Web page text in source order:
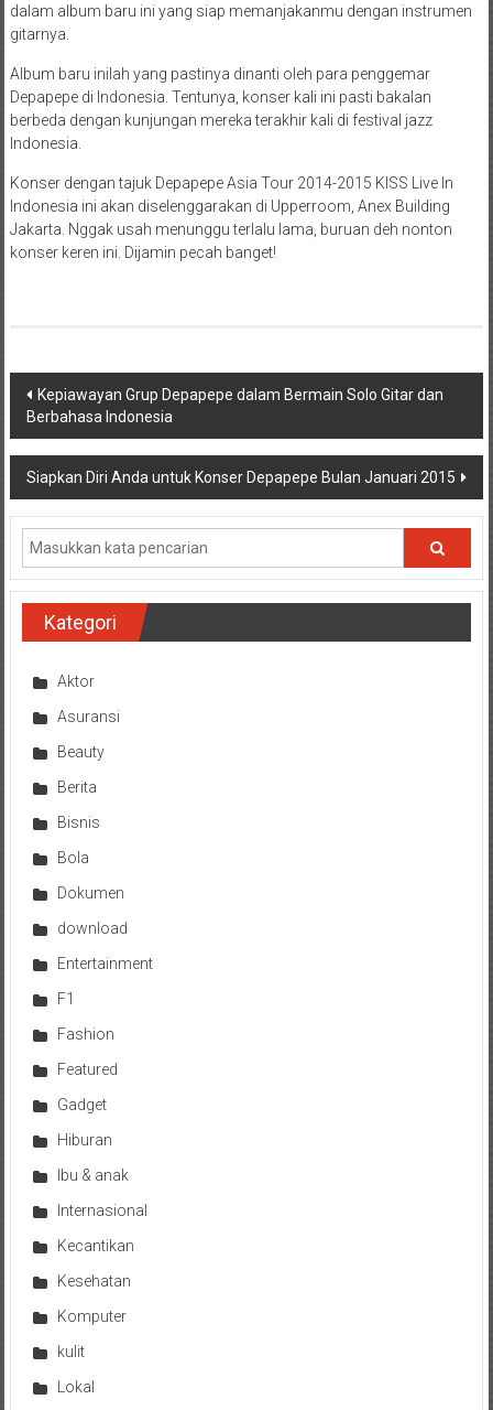
dalam album baru ini yang siap memanjakanmu dengan instrumen
gitarnya.
Album baru inilah yang pastinya dinanti oleh para penggemar
Depapepe di Indonesia. Tentunya, konser kali ini pasti bakalan
berbeda dengan kunjungan mereka terakhir kali di festival jazz
Indonesia.
Konser dengan tajuk Depapepe Asia Tour 2014-2015 KISS Live In
Indonesia ini akan diselenggarakan di Upperroom, Anex Building
Jakarta. Nggak usah menunggu terlalu lama, buruan deh nonton
konser keren ini. Dijamin pecah banget!
Navigasi
pos
Kepiawayan Grup Depapepe dalam Bermain Solo Gitar dan
Berbahasa Indonesia
Siapkan Diri Anda untuk Konser Depapepe Bulan Januari 2015
Kategori
Aktor
Asuransi
Beauty
Berita
Bisnis
Bola
Dokumen
download
Entertainment
F1
Fashion
Featured
Gadget
Hiburan
Ibu & anak
Internasional
Kecantikan
Kesehatan
Komputer
kulit
Lokal